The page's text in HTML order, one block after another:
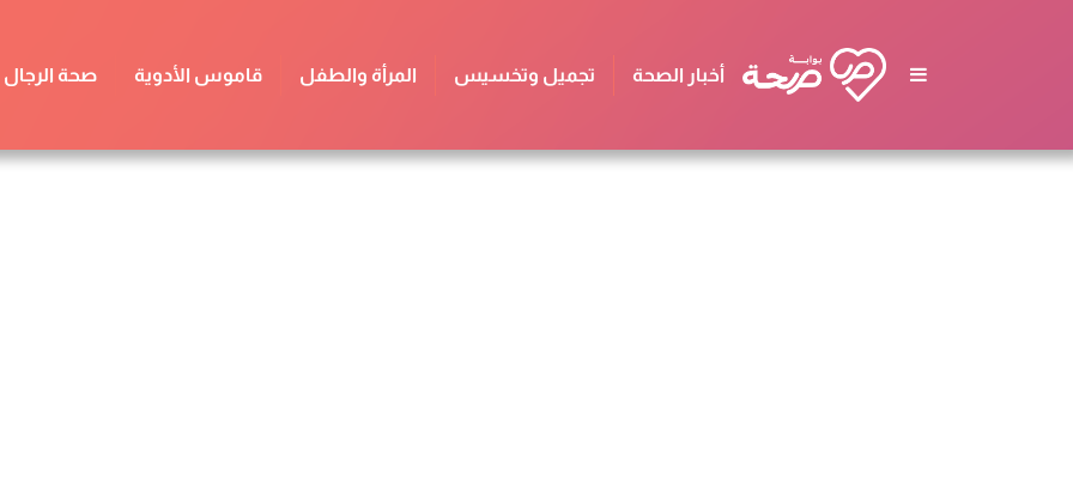
أخبار الصحة تجميل وتخسيس المرأة والطفل قاموس الأدوية صحة الرجال